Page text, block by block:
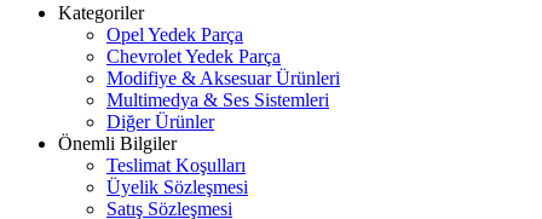
Kategoriler
Opel Yedek Parça
Chevrolet Yedek Parça
Modifiye & Aksesuar Ürünleri
Multimedya & Ses Sistemleri
Diğer Ürünler
Önemli Bilgiler
Teslimat Koşulları
Üyelik Sözleşmesi
Satış Sözleşmesi